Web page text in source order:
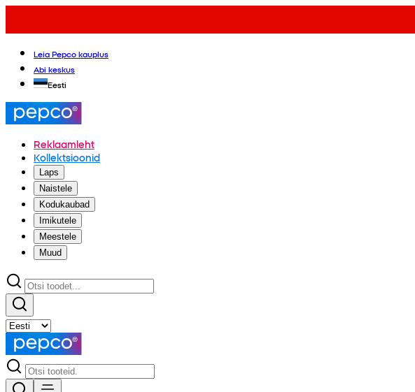
Leia Pepco kauplus
Abi keskus
Eesti
Reklaamleht
Kollektsioonid
Laps
Naistele
Kodukaubad
Imikutele
Meestele
Muud